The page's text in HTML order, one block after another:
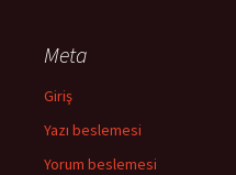
Meta
Giriş
Yazı beslemesi
Yorum beslemesi